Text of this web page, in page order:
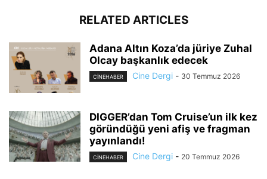
RELATED ARTICLES
Adana Altın Koza’da jüriye Zuhal
Olcay başkanlık edecek
CINEHABER Cine Dergi - 30 Temmuz 2026
DIGGER’dan Tom Cruise’un ilk kez
göründüğü yeni afiş ve fragman
yayınlandı!
CINEHABER Cine Dergi - 20 Temmuz 2026